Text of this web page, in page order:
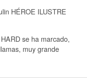
HÉROE ILUSTRE
se ha marcado,
muy grande